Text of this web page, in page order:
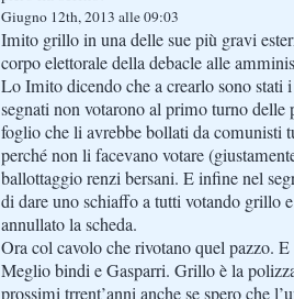
Giugno 12th, 2013 alle 09:03
Imito grillo in una delle sue più gravi
corpo elettorale della debacle alle
Lo Imito dicendo che a crearlo sono stati
segnati non votarono al primo turno
foglio che li avrebbe bollati da comunisti
perché non li facevano votare
ballottaggio renzi bersani. E infine nel
di dare uno schiaffo a tutti votando grillo
annullato la scheda.
Ora col cavolo che rivotano quel pazzo.
Meglio bindi e Gasparri. Grillo è la
prossimi trrent’anni anche se spero che